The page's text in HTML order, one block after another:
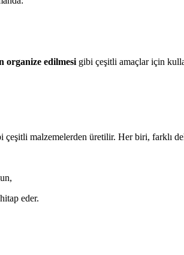
organize edilmesi gibi çeşitli amaçlar için
çeşitli malzemelerden üretilir. Her biri, farklı
eder.